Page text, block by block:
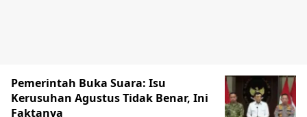
Pemerintah Buka Suara: Isu
Kerusuhan Agustus Tidak Benar, Ini
Faktanya